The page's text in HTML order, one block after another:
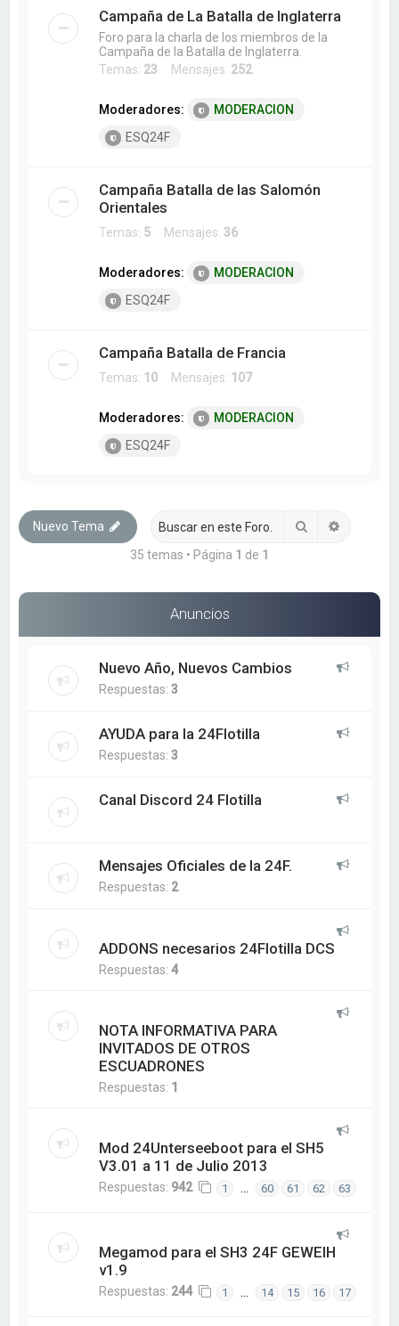
Campaña de La Batalla de Inglaterra
Foro para la charla de los miembros de la
Campaña de la Batalla de Inglaterra.
Temas: 23 Mensajes: 252
Moderadores:
MODERACION
ESQ24F
Campaña Batalla de las Salomón
Orientales
Temas: 5 Mensajes: 36
Moderadores:
MODERACION
ESQ24F
Campaña Batalla de Francia
Temas: 10 Mensajes: 107
Moderadores:
MODERACION
ESQ24F
Nuevo Tema Buscar
35 temas • Página 1 de 1
Anuncios
Nuevo Año, Nuevos Cambios
Respuestas:3
AYUDA para la 24Flotilla
Respuestas:3
Canal Discord 24 Flotilla
Mensajes Oficiales de la 24F.
Respuestas: 2
ADDONS necesarios 24Flotilla DCS
Respuestas:4
NOTA INFORMATIVA PARA
INVITADOS DE OTROS
ESCUADRONES
Respuestas: 1
Mod 24Unterseeboot para el SH5
V3.01 a 11 de Julio 2013
Respuestas: 942 1 … 60 61 62 63
Megamod para el SH3 24F GEWEIH
v1.9
Respuestas: 244 1 … 14 15 16 17